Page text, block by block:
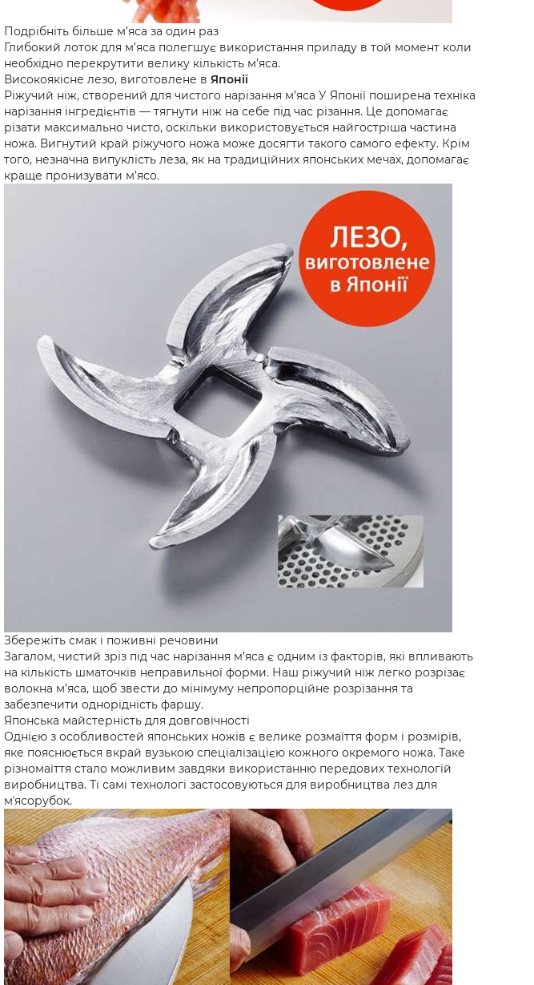
Подрібніть більше м’яса за один раз
Глибокий лоток для м’яса полегшує використання приладу в той момент коли
необхідно перекрутити велику кількість м’яса.
Високоякісне лезо, виготовлене в Японії
Ріжучий ніж, створений для чистого нарізання м’яса У Японії поширена техніка
нарізання інгредієнтів — тягнути ніж на себе під час різання. Це допомагає
різати максимально чисто, оскільки використовується найгостріша частина
ножа. Вигнутий край ріжучого ножа може досягти такого самого ефекту. Крім
того, незначна випуклість леза, як на традиційних японських мечах, допомагає
краще пронизувати м’ясо.
Збережіть смак і поживні речовини
Загалом, чистий зріз під час нарізання м’яса є одним із факторів, які впливають
на кількість шматочків неправильної форми. Наш ріжучий ніж легко розрізає
волокна м’яса, щоб звести до мінімуму непропорційне розрізання та
забезпечити однорідність фаршу.
Японська майстерність для довговічності
Однією з особливостей японських ножів є велике розмаїття форм і розмірів,
яке пояснюється вкрай вузькою спеціалізацією кожного окремого ножа. Таке
різномаїття стало можливим завдяки використанню передових технологій
виробництва. Ті самі технологі застосовуються для виробництва лез для
мʼясорубок.